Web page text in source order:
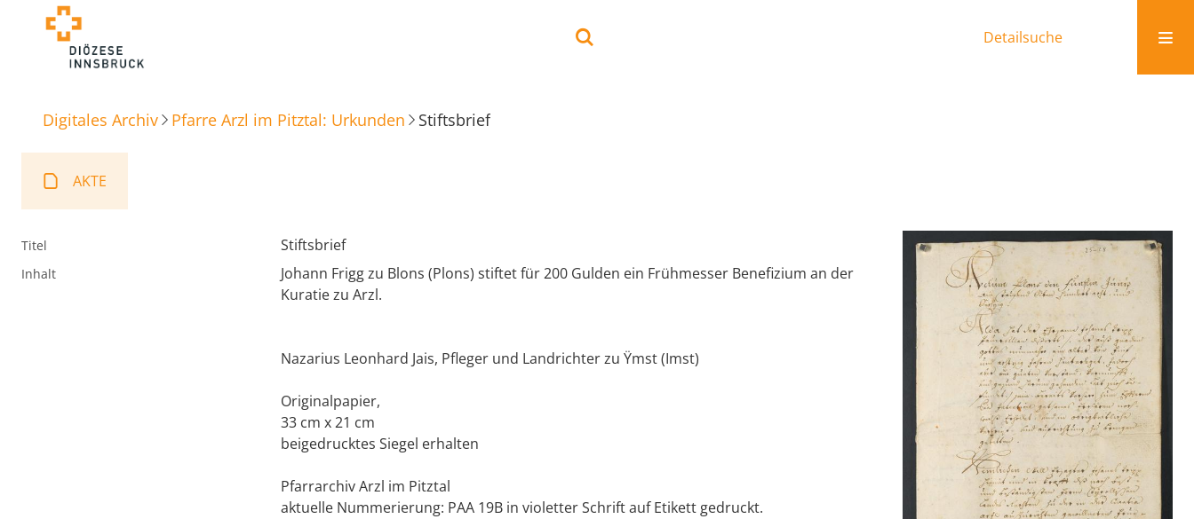
Detailsuche
Digitales Archiv Pfarre Arzl im Pitztal: Urkunden Stiftsbrief
AKTE
Titel Stiftsbrief
Inhalt
Johann Frigg zu Blons (Plons) stiftet für 200 Gulden ein Frühmesser Benefizium an der
Kuratie zu Arzl.
Nazarius Leonhard Jais, Pfleger und Landrichter zu Ÿmst (Imst)
Originalpapier,
33 cm x 21 cm
beigedrucktes Siegel erhalten
Pfarrarchiv Arzl im Pitztal
aktuelle Nummerierung: PAA 19B in violetter Schrift auf Etikett gedruckt.